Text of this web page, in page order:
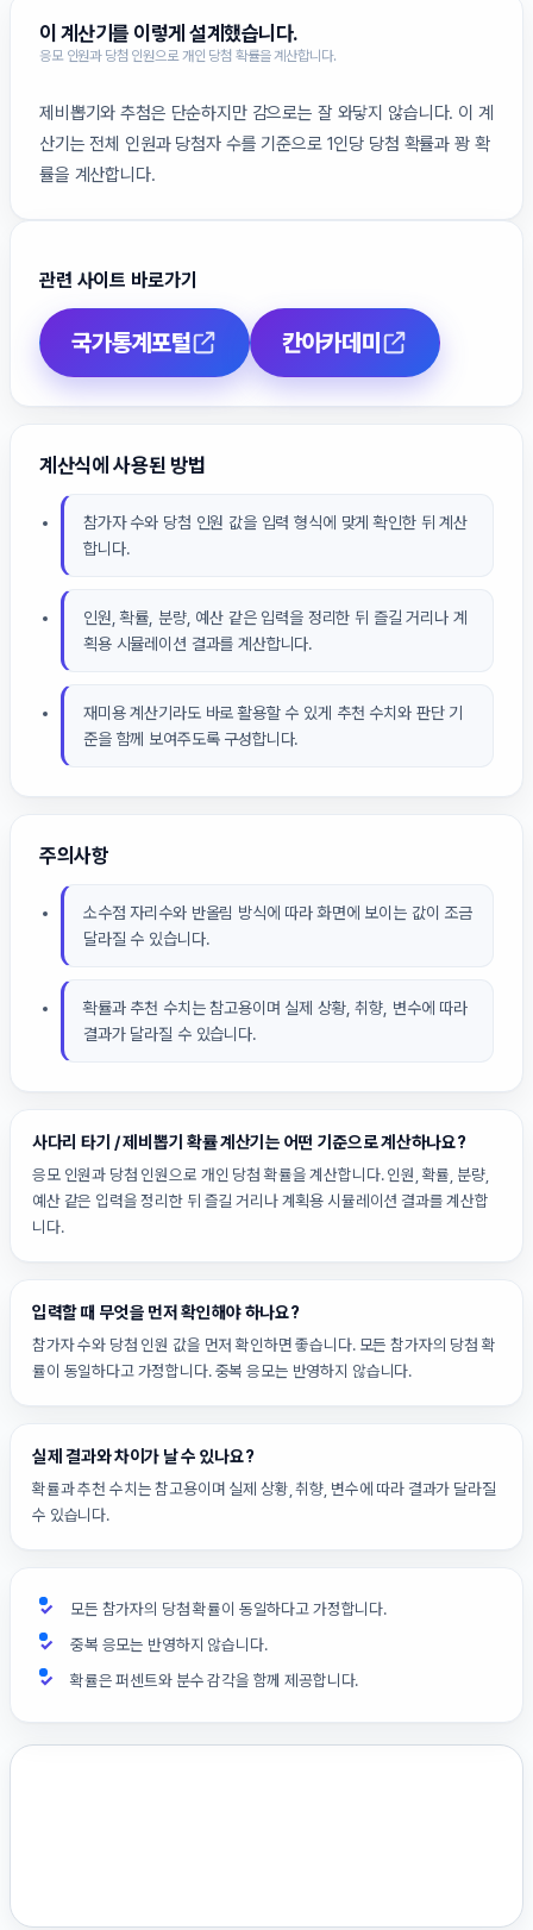
이 계산기를 이렇게 설계했습니다.
응모 인원과 당첨 인원으로 개인 당첨 확률을 계산합니다.
제비뽑기와 추첨은 단순하지만 감으로는 잘 와닿지 않습니다. 이 계
산기는 전체 인원과 당첨자 수를 기준으로 1인당 당첨 확률과 꽝 확
률을 계산합니다.
관련 사이트 바로가기
국가통계포털 칸아카데미
계산식에 사용된 방법
참가자 수와 당첨 인원 값을 입력 형식에 맞게 확인한 뒤 계산
합니다.
인원, 확률, 분량, 예산 같은 입력을 정리한 뒤 즐길 거리나 계
획용 시뮬레이션 결과를 계산합니다.
재미용 계산기라도 바로 활용할 수 있게 추천 수치와 판단 기
준을 함께 보여주도록 구성합니다.
주의사항
소수점 자리수와 반올림 방식에 따라 화면에 보이는 값이 조금
달라질 수 있습니다.
확률과 추천 수치는 참고용이며 실제 상황, 취향, 변수에 따라
결과가 달라질 수 있습니다.
사다리 타기 / 제비뽑기 확률 계산기는 어떤 기준으로 계산하나요?
응모 인원과 당첨 인원으로 개인 당첨 확률을 계산합니다. 인원, 확률, 분량,
예산 같은 입력을 정리한 뒤 즐길 거리나 계획용 시뮬레이션 결과를 계산합
니다.
입력할 때 무엇을 먼저 확인해야 하나요?
참가자 수와 당첨 인원 값을 먼저 확인하면 좋습니다. 모든 참가자의 당첨 확
률이 동일하다고 가정합니다. 중복 응모는 반영하지 않습니다.
실제 결과와 차이가 날 수 있나요?
확률과 추천 수치는 참고용이며 실제 상황, 취향, 변수에 따라 결과가 달라질
수 있습니다.
모든 참가자의 당첨 확률이 동일하다고 가정합니다.
중복 응모는 반영하지 않습니다.
확률은 퍼센트와 분수 감각을 함께 제공합니다.